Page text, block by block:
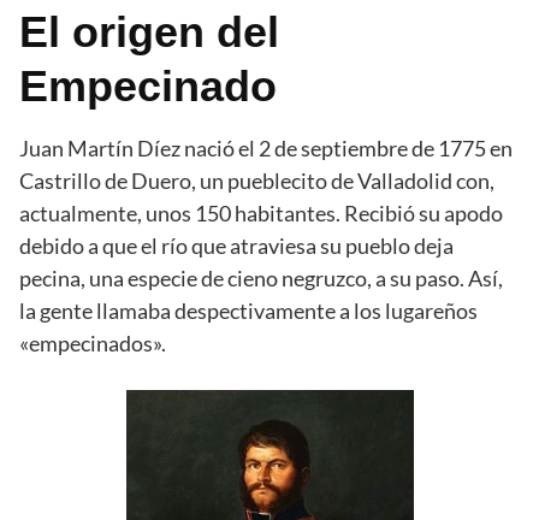
El origen del
Empecinado
Juan Martín Díez nació el 2 de septiembre de 1775 en
Castrillo de Duero, un pueblecito de Valladolid con,
actualmente, unos 150 habitantes. Recibió su apodo
debido a que el río que atraviesa su pueblo deja
pecina, una especie de cieno negruzco, a su paso. Así,
la gente llamaba despectivamente a los lugareños
«empecinados».